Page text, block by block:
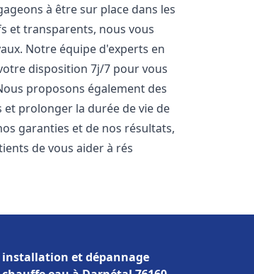
à être sur place dans les
et transparents, nous vous
Notre équipe d'experts en
disposition 7j/7 pour vous
proposons également des
prolonger la durée de vie de
garanties et de nos résultats,
de vous aider à rés
installation et dépannage